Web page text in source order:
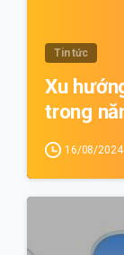
Tin tức
Xu
trong
16/08/2024